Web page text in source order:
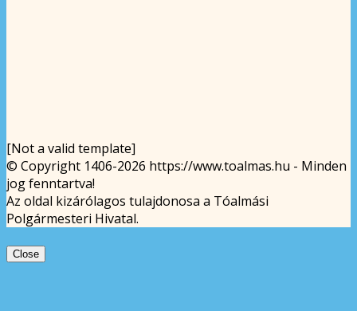
[Not a valid template]
© Copyright 1406-2026 https://www.toalmas.hu - Minden
jog fenntartva!
Az oldal kizárólagos tulajdonosa a Tóalmási
Polgármesteri Hivatal.
Close